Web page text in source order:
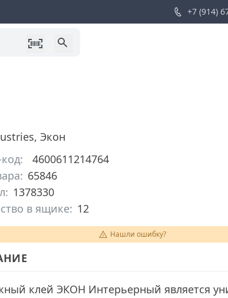
+7 (914)
, Экон
4600611214764
65846
1378330
в ящике: 12
Нашли ошибку?
клей ЭКОН Интерьерный является